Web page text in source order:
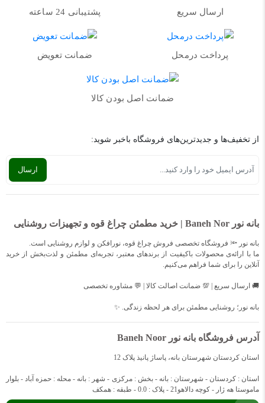
ارسال سریع پشتیبانی 24 ساعته
پرداخت درمحل ضمانت تعویض
ضمانت اصل بودن کالا
از تخفیف‌ها و جدیدترین‌های فروشگاه باخبر شوید:
بانه نور Baneh Nor | خرید مطمئن چراغ قوه و تجهیزات روشنایی
بانه نور 🔦 فروشگاه تخصصی فروش چراغ قوه، نورافکن و لوازم روشنایی است.
ما با ارائه‌ی محصولات باکیفیت از برندهای معتبر، تجربه‌ای مطمئن و لذت‌بخش از خرید
آنلاین را برای شما فراهم می‌کنیم.
🚚 ارسال سریع | 💯 ضمانت اصالت کالا | 💬 مشاوره تخصصی
بانه نور؛ روشنایی مطمئن برای هر لحظه زندگی. ✨
آدرس فروشگاه بانه نور Baneh Noor
استان کردستان شهرستان بانه، پاساژ پانیذ پلاک 12
استان : کردستان - شهرستان : بانه - بخش : مرکزی - شهر : بانه - محله : حمزه آباد - بلوار
ماموستا هه ژار - کوچه دالاهو21 - پلاک : 0.0 - طبقه : همکف